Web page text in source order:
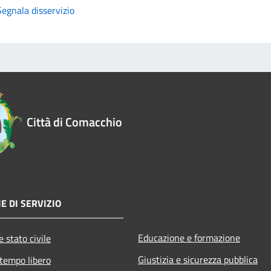
disservizio
Città di Comacchio
DI SERVIZIO
stato civile
libero
Educazione e formazione
Giustizia e sicurezza pubblica